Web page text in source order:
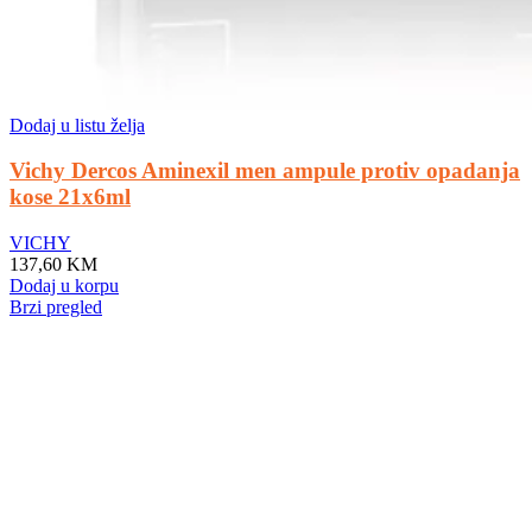
Dodaj u listu želja
Vichy Dercos Aminexil men ampule protiv opadanja
kose 21x6ml
VICHY
137,60 KM
Dodaj u korpu
Brzi pregled